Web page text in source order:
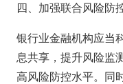
四、加强联合风险防
银行业金融机构应当
息共享，提升风险监
高风险防控水平。同